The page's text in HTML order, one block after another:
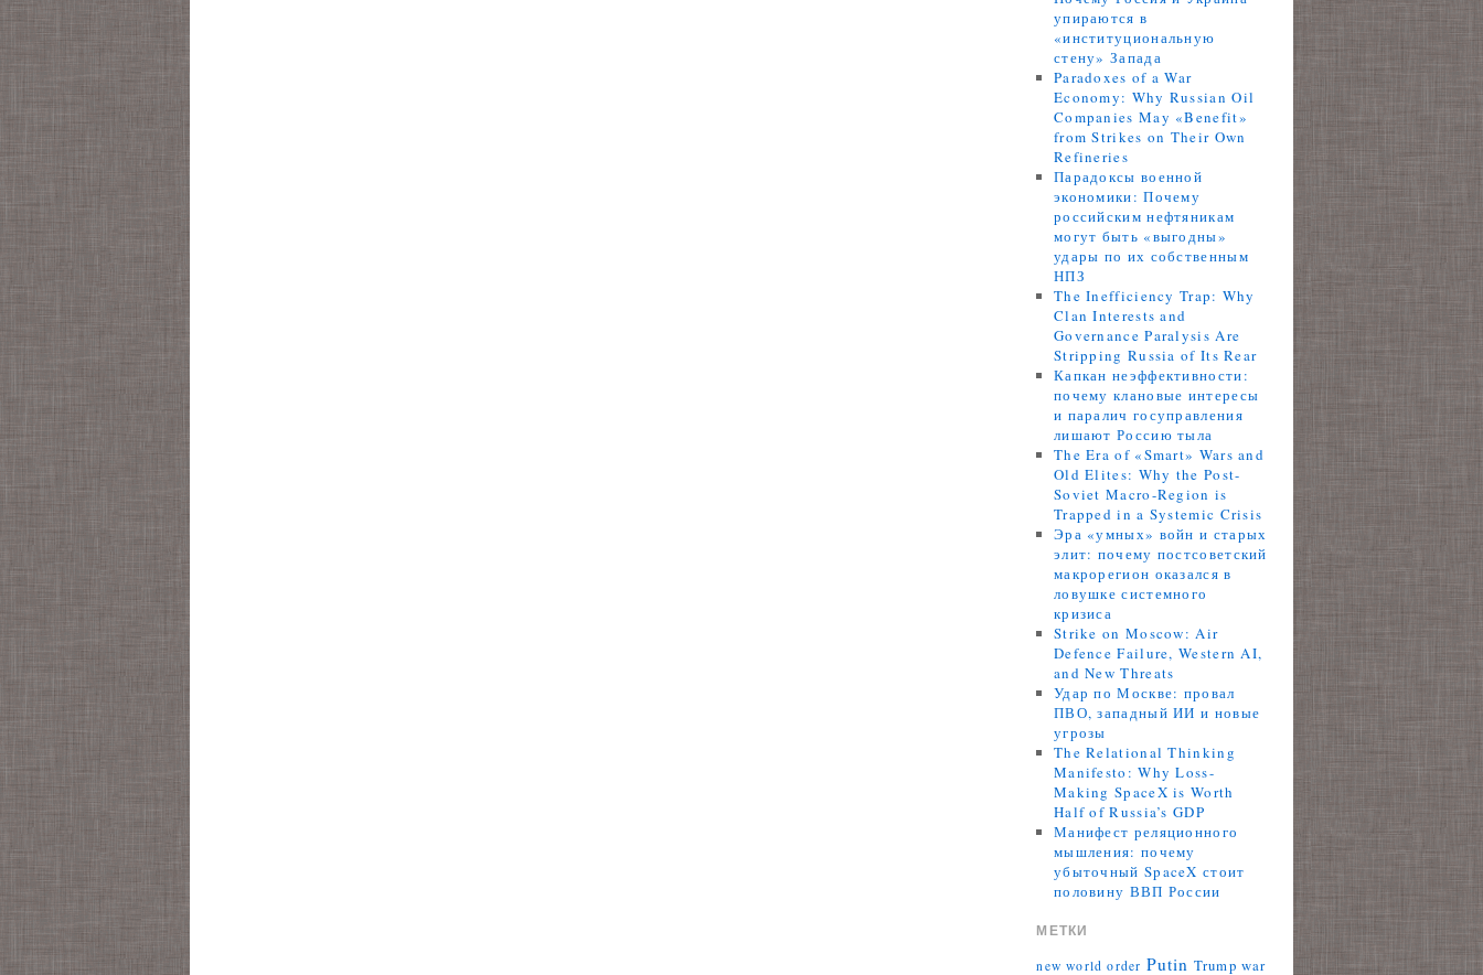
упираются в
«институциональную
стену» Запада
Paradoxes of a War
Economy: Why Russian Oil
Companies May «Benefit»
from Strikes on Their Own
Refineries
Парадоксы военной
экономики: Почему
российским нефтяникам
могут быть «выгодны»
удары по их собственным
НПЗ
The Inefficiency Trap: Why
Clan Interests and
Governance Paralysis Are
Stripping Russia of Its Rear
Капкан неэффективности:
почему клановые интересы
и паралич госуправления
лишают Россию тыла
The Era of «Smart» Wars and
Old Elites: Why the Post-
Soviet Macro-Region is
Trapped in a Systemic Crisis
Эра «умных» войн и старых
элит: почему постсоветский
макрорегион оказался в
ловушке системного
кризиса
Strike on Moscow: Air
Defence Failure, Western AI,
and New Threats
Удар по Москве: провал
ПВО, западный ИИ и новые
угрозы
The Relational Thinking
Manifesto: Why Loss-
Making SpaceX is Worth
Half of Russia’s GDP
Манифест реляционного
мышления: почему
убыточный SpaceX стоит
половину ВВП России
МЕТКИ
new world order Putin Trump war